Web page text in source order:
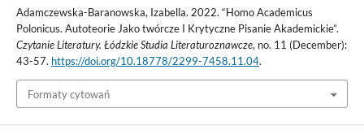
Adamczewska-Baranowska, Izabella. 2022. “Homo Academicus
Polonicus. Autoteorie Jako twórcze I Krytyczne Pisanie Akademickie”.
Czytanie Literatury. Łódzkie Studia Literaturoznawcze, no. 11 (December):
43-57. https://doi.org/10.18778/2299-7458.11.04.
Formaty cytowań